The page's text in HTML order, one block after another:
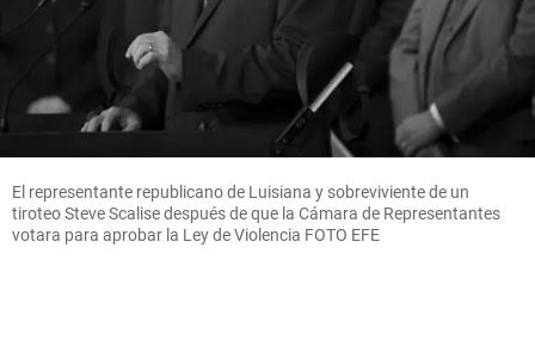
El representante republicano de Luisiana y sobreviviente de un
tiroteo Steve Scalise después de que la Cámara de Representantes
votara para aprobar la Ley de Violencia FOTO EFE